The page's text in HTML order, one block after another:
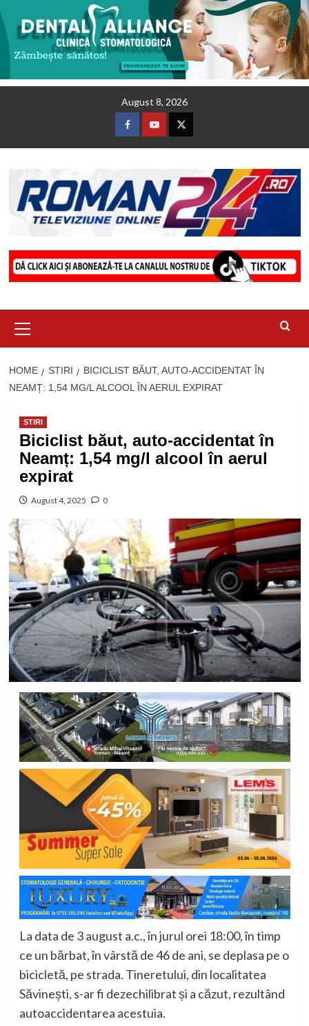
August 8, 2026
FacebookYoutubeTwitter
Menu
HOME STIRI
BICICLIST BĂUT, AUTO-ACCIDENTAT ÎN
NEAMȚ: 1,54 MG/L ALCOOL ÎN AERUL EXPIRAT
STIRI
Biciclist băut, auto-accidentat în
Neamț: 1,54 mg/l alcool în aerul
expirat
August 4, 2025 0
La data de 3 august a.c., în jurul orei 18:00, în timp
ce un bărbat, în vârstă de 46 de ani, se deplasa pe o
bicicletă, pe strada. Tineretului, din localitatea
Săvinești, s-ar fi dezechilibrat și a căzut, rezultând
autoaccidentarea acestuia.